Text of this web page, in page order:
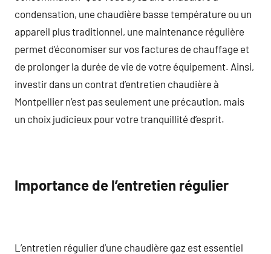
condensation, une chaudière basse température ou un
appareil plus traditionnel, une maintenance régulière
permet d’économiser sur vos factures de chauffage et
de prolonger la durée de vie de votre équipement. Ainsi,
investir dans un contrat d’entretien chaudière à
Montpellier n’est pas seulement une précaution, mais
un choix judicieux pour votre tranquillité d’esprit.
Importance de l’entretien régulier
L’entretien régulier d’une chaudière gaz est essentiel